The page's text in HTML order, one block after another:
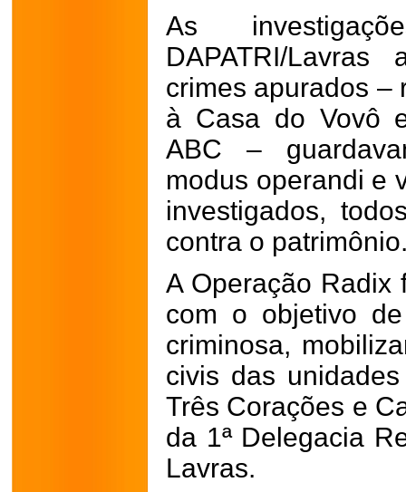
As
DAPATRI/
crimes apurados –
à Casa do Vovô
ABC –
modus operandi e
investigados,
contra o
A Operação Radix
com o objetivo
criminosa,
civis das
Três Corações e
da 1ª Delegacia
Lavras.